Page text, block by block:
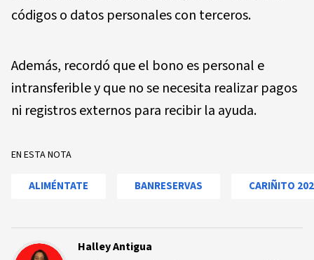
códigos o datos personales con terceros.
Además, recordó que el bono es personal e
intransferible y que no se necesita realizar pagos
ni registros externos para recibir la ayuda.
EN ESTA NOTA
ALIMÉNTATE BANRESERVAS CARIÑITO
Halley Antigua